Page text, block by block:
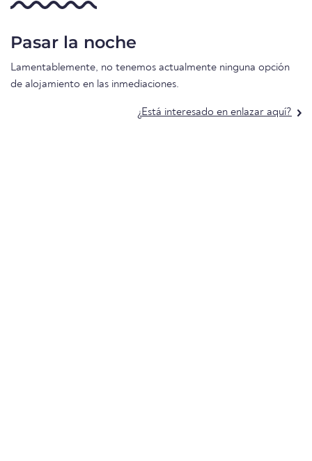
Pasar la noche
Lamentablemente, no tenemos actualmente ninguna opción
de alojamiento en las inmediaciones.
¿Está interesado en enlazar aquí?